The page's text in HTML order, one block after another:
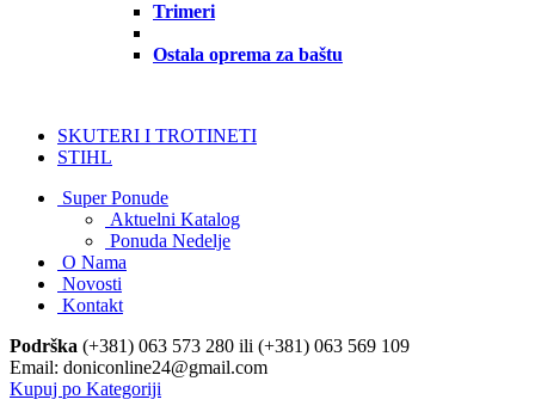
Trimeri
Ostala oprema za baštu
SKUTERI I TROTINETI
STIHL
Super Ponude
Aktuelni Katalog
Ponuda Nedelje
O Nama
Novosti
Kontakt
Podrška (+381) 063 573 280 ili (+381) 063 569 109
Email: doniconline24@gmail.com
Kupuj po Kategoriji